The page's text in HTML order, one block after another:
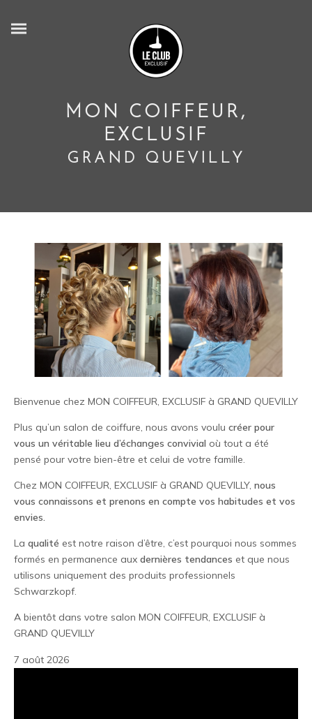
MON COIFFEUR,
EXCLUSIF
GRAND QUEVILLY
Bienvenue chez MON COIFFEUR, EXCLUSIF à GRAND QUEVILLY
Plus qu’un salon de coiffure, nous avons voulu créer pour
vous un véritable lieu d’échanges convivial où tout a été
pensé pour votre bien-être et celui de votre famille.
Chez MON COIFFEUR, EXCLUSIF à GRAND QUEVILLY, nous
vous connaissons et prenons en compte vos habitudes et vos
envies.
La qualité est notre raison d’être, c’est pourquoi nous sommes
formés en permanence aux dernières tendances et que nous
utilisons uniquement des produits professionnels
Schwarzkopf.
A bientôt dans votre salon MON COIFFEUR, EXCLUSIF à
GRAND QUEVILLY
7 août 2026